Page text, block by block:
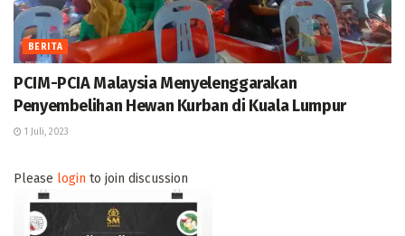
BERITA
PCIM-PCIA Malaysia Menyelenggarakan
Penyembelihan Hewan Kurban di Kuala Lumpur
1 Juli, 2023
Please login to join discussion